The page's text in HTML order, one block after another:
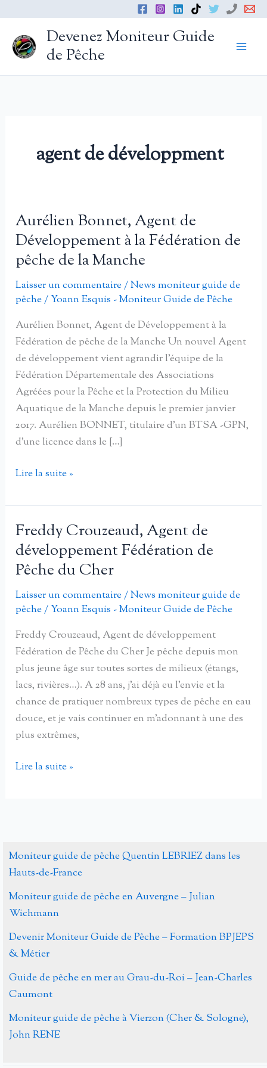
contenu
Devenez Moniteur Guide
de Pêche
agent de développment
Aurélien Bonnet, Agent de
Développement à la Fédération de
pêche de la Manche
Laisser un commentaire/News moniteur guide de
pêche/Yoann Esquis - Moniteur Guide de Pêche
Aurélien Bonnet, Agent de Développement à la
Fédération de pêche de la Manche Un nouvel Agent
de développement vient agrandir l’équipe de la
Fédération Départementale des Associations
Agréées pour la Pêche et la Protection du Milieu
Aquatique de la Manche depuis le premier janvier
2017. Aurélien BONNET, titulaire d’un BTSA -GPN,
d’une licence dans le […]
Aurélien
Agent
de
Développement
à
la
Fédération
de
de
la
Manche
Lire la suite »
Freddy Crouzeaud, Agent de
développement Fédération de
Pêche du Cher
Laisser un commentaire/News moniteur guide de
pêche/Yoann Esquis - Moniteur Guide de Pêche
Freddy Crouzeaud, Agent de développement
Fédération de Pêche du Cher Je pêche depuis mon
plus jeune âge sur toutes sortes de milieux (étangs,
lacs, rivières…). A 28 ans, j’ai déjà eu l’envie et la
chance de pratiquer nombreux types de pêche en eau
douce, et je vais continuer en m’adonnant à une des
plus extrêmes,
Freddy
Fédération
de
du
Cher
Lire la suite »
Moniteur guide de pêche Quentin LEBRIEZ dans les
Hauts-de-France
Moniteur guide de pêche en Auvergne – Julian
Wichmann
Devenir Moniteur Guide de Pêche – Formation BPJEPS
& Métier
Guide de pêche en mer au Grau-du-Roi – Jean-Charles
Caumont
Moniteur guide de pêche à Vierzon (Cher & Sologne),
John RENE